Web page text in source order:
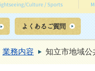
業務内容 知立市地域公